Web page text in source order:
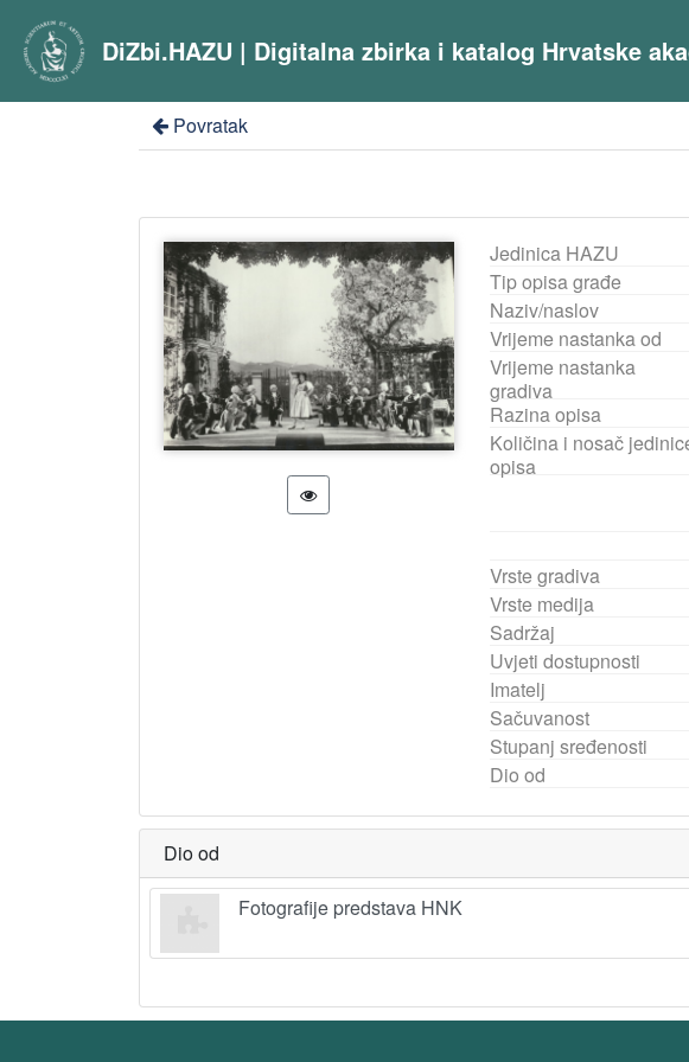
DiZbi.HAZU | Digitalna zbirka i katalog Hrvatske
Povratak
Jedinica HAZU
Tip opisa građe
Naziv/naslov
Vrijeme nastanka od
Vrijeme nastanka
gradiva
Razina opisa
Količina i nosač
opisa
Vrste gradiva
Vrste medija
Sadržaj
Uvjeti dostupnosti
Imatelj
Sačuvanost
Stupanj sređenosti
Dio od
Dio od
Fotografije predstava HNK